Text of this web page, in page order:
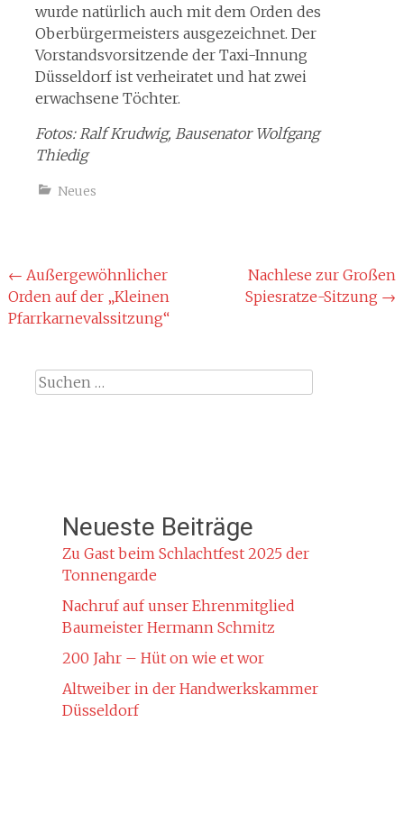
wurde natürlich auch mit dem Orden des
Oberbürgermeisters ausgezeichnet. Der
Vorstandsvorsitzende der Taxi-Innung
Düsseldorf ist verheiratet und hat zwei
erwachsene Töchter.
Fotos: Ralf Krudwig, Bausenator Wolfgang
Thiedig
Neues
Beitragsnavigation
← Außergewöhnlicher
Orden auf der „Kleinen
Pfarrkarnevalssitzung“
Nachlese zur Großen
Spiesratze-Sitzung →
Suche
nach:
Neueste Beiträge
Zu Gast beim Schlachtfest 2025 der
Tonnengarde
Nachruf auf unser Ehrenmitglied
Baumeister Hermann Schmitz
200 Jahr – Hüt on wie et wor
Altweiber in der Handwerkskammer
Düsseldorf